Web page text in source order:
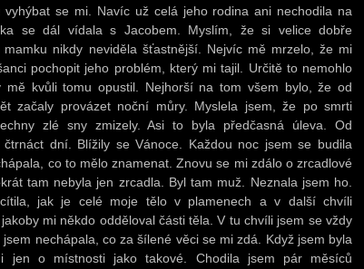
vyhýbat se mi. Navíc už celá jeho rodina ani nechodila na
se dál vídala s Jacobem. Myslím, že si velice dobře
nikdy neviděla šťastnější. Nejvíc mě mrzelo, že mi
pochopit jeho problém, který mi tajil. Určitě to nemohlo
mě kvůli tomu opustil. Nejhorší na tom všem bylo, že od
začaly provázet noční můry. Myslela jsem, že po smrti
zlé sny zmizely. Asi to byla předčasná úleva. Od
čtrnáct dní. Blížily se Vánoce. Každou noc jsem se budila
co to mělo znamenat. Znovu se mi zdálo o zrcadlové
tam nebyla jen zrcadla. Byl tam muž. Neznala jsem ho.
jak je celé moje tělo v plamenech a v další chvíli
mi někdo odděloval části těla. V tu chvíli jsem se vždy
jsem nechápala, co za šílené věci se mi zdá. Když jsem byla
jen o místnosti jako takové. Chodila jsem pár měsíců